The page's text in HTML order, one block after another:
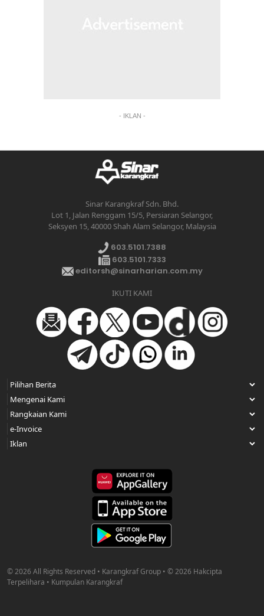
- IKLAN -
Sinar Karangkraf Sdn. Bhd.
Lot 1, Jalan Renggam 15/5, Persiaran Selangor,
Seksyen 15, 40000 Shah Alam Selangor, Malaysia
603.5101.7388
603.5101.7333
editorsh@sinarharian.com.my
IKUTI KAMI
© 2026 All Rights Reserved • Karangkraf Group • © 2026 Hakcipta
Terpelihara • Kumpulan Karangkraf